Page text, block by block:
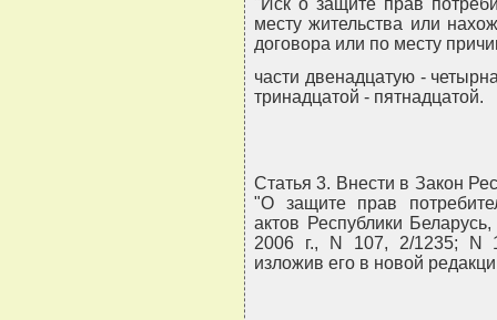
"Иск о защите прав
месту жительства или
договора или по месту
части двенадцатую -
тринадцатой - пятнадцатой.
Статья 3. Внести в Закон
"О защите прав
актов Республики
2006 г., N 107, 2/1235; N
изложив его в новой